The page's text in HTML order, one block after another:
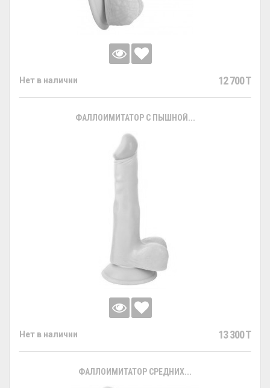
Нет в наличии 12 700 T
ФАЛЛОИМИТАТОР С ПЫШНОЙ...
Нет в наличии 13 300 T
ФАЛЛОИМИТАТОР СРЕДНИХ...